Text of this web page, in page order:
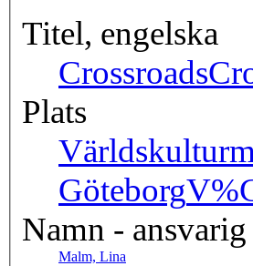
Titel, engelska
Crossroads
Plats
Göteborg
Namn - ansvarig
Malm, Lina